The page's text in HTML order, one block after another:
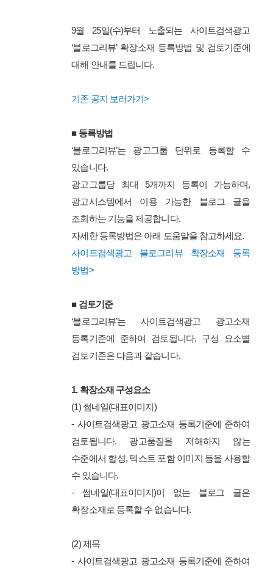
9월 25일(수)부터 노출되는 사이트검색광고
‘블로그리뷰’ 확장소재 등록방법 및 검토기준에
대해 안내를 드립니다.
기존 공지 보러가기>
■ 등록방법
‘블로그리뷰’는 광고그룹 단위로 등록할 수
있습니다.
광고그룹당 최대
5개까지 등록이 가능하며,
광고시스템에서 이용 가능한 블로그 글을
조회하는 기능을 제공합니다.
자세한 등록방법은 아래 도움말을 참고하세요.
사이트검색광고 블로그리뷰 확장소재 등록
방법>
■ 검토기준
‘블로그리뷰’는 사이트검색광고 광고소재
등록기준에 준하여 검토됩니다. 구성 요소별
검토기준은 다음과 같습니다.
1. 확장소재 구성요소
(1) 썸네일(대표이미지)
- 사이트검색광고 광고소재 등록기준에 준하여
검토됩니다. 광고품질을 저해하지 않는
수준에서 합성, 텍스트 포함 이미지 등을 사용할
수 있습니다.
- 썸네일(대표이미지)이 없는 블로그 글은
확장소재로 등록할 수 없습니다.
(2) 제목
- 사이트검색광고 광고소재 등록기준에 준하여